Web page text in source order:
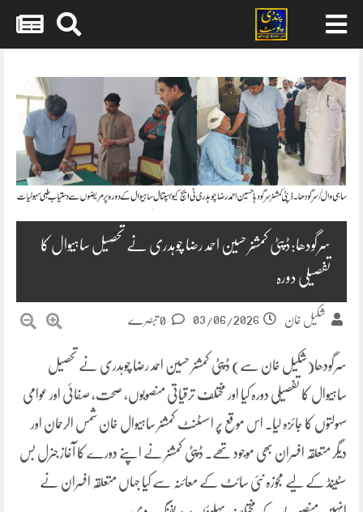
content
سرگودھا:ڈپٹی کمشنر حسین احمد رضا چوہدری نے تحصیل ساہیوال کا
تفصیلی دورہ
شکیل خان 03/06/2026
سرگودھا(شکیل خان سے) ڈپٹی کمشنر حسین احمد رضا چوہدری نے تحصیل
ساہیوال کا تفصیلی دورہ کیا اور مختلف ترقیاتی منصوبوں، صحت، صفائی اور عوامی
سہولتوں کا جائزہ لیا۔ اس موقع پر اسسٹنٹ کمشنر ساہیوال خان شمس الرحمان اور
دیگر متعلقہ افسران بھی موجود تھے۔ ڈپٹی کمشنر نے اپنے دورے کا آغاز جنرل بس
سٹینڈ کے لیے مجوزہ نئی سائٹ کے معائنہ سے کیا جہاں متعلقہ افسران نے